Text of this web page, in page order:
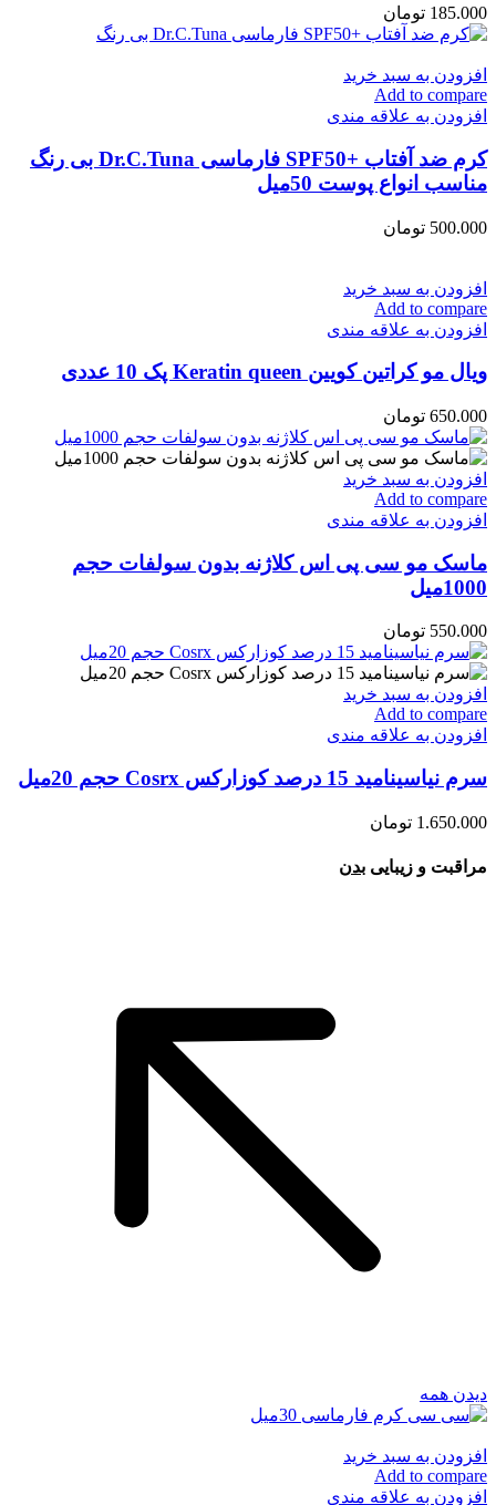
185.000 تومان
افزودن به سبد خرید
Add to compare
افزودن به علاقه مندی
کرم ضد آفتاب +SPF50 فارماسی Dr.C.Tuna بی رنگ
مناسب انواع پوست 50میل
500.000 تومان
افزودن به سبد خرید
Add to compare
افزودن به علاقه مندی
ویال مو کراتین کویین Keratin queen پک 10 عددی
650.000 تومان
افزودن به سبد خرید
Add to compare
افزودن به علاقه مندی
ماسک مو سی پی اس کلاژنه بدون سولفات حجم
1000میل
550.000 تومان
افزودن به سبد خرید
Add to compare
افزودن به علاقه مندی
سرم نیاسینامید 15 درصد کوزارکس Cosrx حجم 20میل
1.650.000 تومان
مراقبت و زیبایی بدن
دیدن همه
افزودن به سبد خرید
Add to compare
افزودن به علاقه مندی